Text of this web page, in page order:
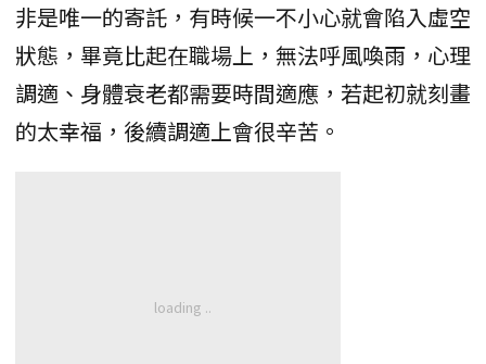
非是唯一的寄託，有時候一不小心就會陷入虛空
狀態，畢竟比起在職場上，無法呼風喚雨，心理
調適、身體衰老都需要時間適應，若起初就刻畫
的太幸福，後續調適上會很辛苦。